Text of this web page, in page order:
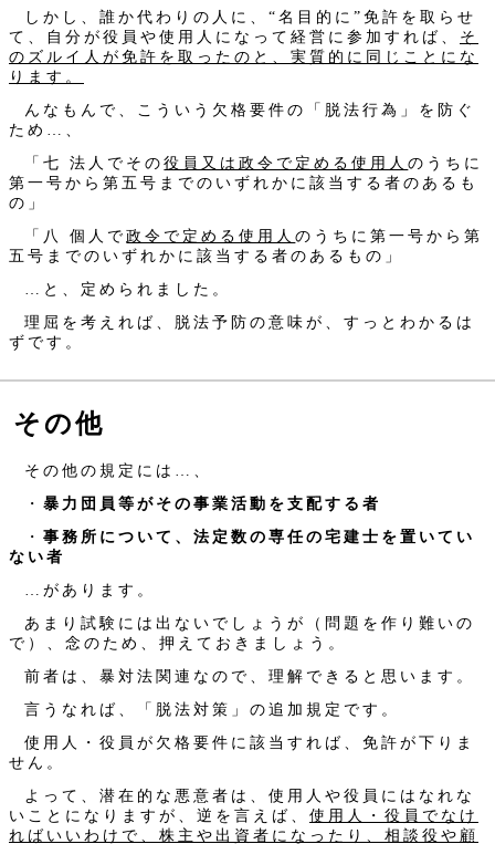
しかし、誰か代わりの人に、“名目的に”免許を取らせ
て、自分が役員や使用人になって経営に参加すれば、 そ
のズルイ人が免許を取ったのと、実質的に同じことにな
ります。
んなもんで、こういう欠格要件の「脱法行為」を防ぐ
ため…、
「七 法人でその役員又は政令で定める使用人のうちに
第一号から第五号までのいずれかに該当する者のあるも
の」
「八 個人で政令で定める使用人のうちに第一号から第
五号までのいずれかに該当する者のあるもの」
…と、定められました。
理屈を考えれば、脱法予防の意味が、すっとわかるは
ずです。
その他
その他の規定には…、
・暴力団員等がその事業活動を支配する者
・事務所について、法定数の専任の宅建士を置いてい
ない者
…があります。
あまり試験には出ないでしょうが（問題を作り難いの
で）、念のため、押えておきましょう。
前者は、暴対法関連なので、理解できると思います。
言うなれば、「脱法対策」の追加規定です。
使用人・役員が欠格要件に該当すれば、免許が下りま
せん。
よって、潜在的な悪意者は、使用人や役員にはなれな
いことになりますが、逆を言えば、 使用人・役員でなけ
ればいいわけで、株主や出資者になったり、相談役や顧